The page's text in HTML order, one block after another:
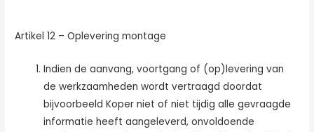
Artikel 12 – Oplevering montage
Indien de aanvang, voortgang of (op)levering van
de werkzaamheden wordt vertraagd doordat
bijvoorbeeld Koper niet of niet tijdig alle gevraagde
informatie heeft aangeleverd, onvoldoende